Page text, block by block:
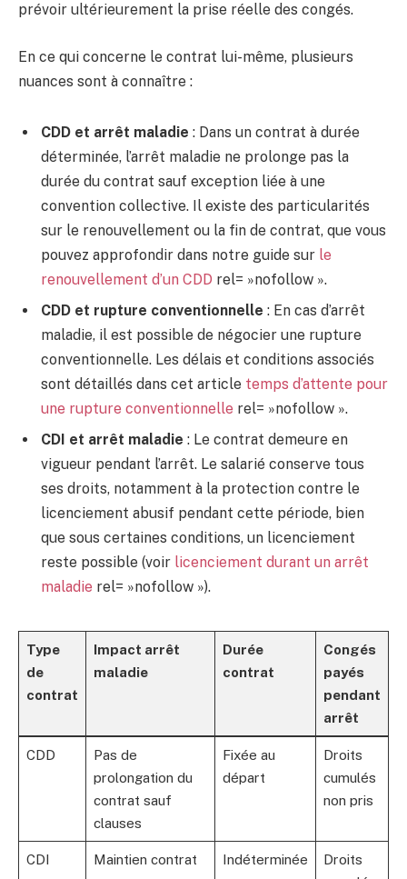
prévoir ultérieurement la prise réelle des congés.
En ce qui concerne le contrat lui-même, plusieurs
nuances sont à connaître :
CDD et arrêt maladie : Dans un contrat à durée
déterminée, l’arrêt maladie ne prolonge pas la
durée du contrat sauf exception liée à une
convention collective. Il existe des particularités
sur le renouvellement ou la fin de contrat, que vous
pouvez approfondir dans notre guide sur le
renouvellement d’un CDD rel= »nofollow ».
CDD et rupture conventionnelle : En cas d’arrêt
maladie, il est possible de négocier une rupture
conventionnelle. Les délais et conditions associés
sont détaillés dans cet article temps d’attente pour
une rupture conventionnelle rel= »nofollow ».
CDI et arrêt maladie : Le contrat demeure en
vigueur pendant l’arrêt. Le salarié conserve tous
ses droits, notamment à la protection contre le
licenciement abusif pendant cette période, bien
que sous certaines conditions, un licenciement
reste possible (voir licenciement durant un arrêt
maladie rel= »nofollow »).
Type
de
contrat
Impact arrêt
maladie
Durée
contrat
Congés
payés
pendant
arrêt
CDD
Pas de
prolongation du
contrat sauf
clauses
Fixée au
départ
Droits
cumulés
non pris
CDI
Maintien contrat
Indéterminée
Droits